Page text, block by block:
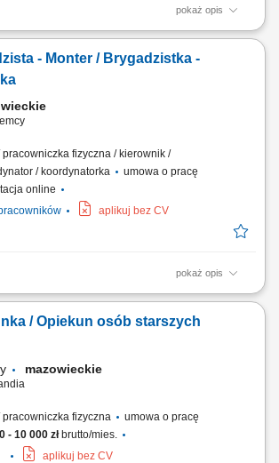
pokaż opis
Układanie kostki granitowej, betonowej oraz
pod nawierzchnie. Dbałość o wysokie
estetykę prac oraz przestrzeganie zasad BHP.
- Monter / Brygadzistka -
fizyczna / kierownik /
/ koordynatorka
umowa o pracę
online
aplikuj bez CV
pokaż opis
Budowa i montaż zewnętrznych sieci wodno-
technicznej; Obsługa niwelatora tradycyjnego
o terminowość i jakość realizowanych prac;
/ Opiekun osób starszych
mazowieckie
fizyczna
umowa o pracę
- 10 000 złbrutto/mies.
aplikuj bez CV